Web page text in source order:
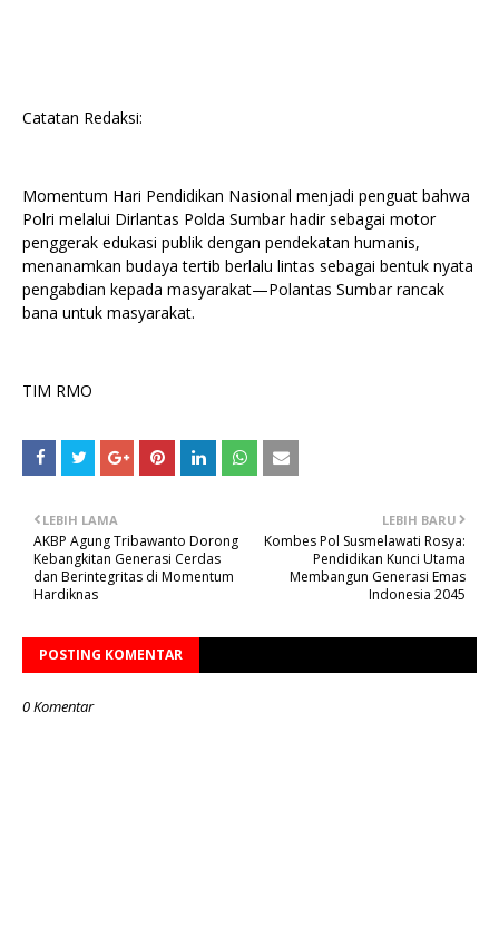
Catatan Redaksi:
Momentum Hari Pendidikan Nasional menjadi penguat bahwa
Polri melalui Dirlantas Polda Sumbar hadir sebagai motor
penggerak edukasi publik dengan pendekatan humanis,
menanamkan budaya tertib berlalu lintas sebagai bentuk nyata
pengabdian kepada masyarakat—Polantas Sumbar rancak
bana untuk masyarakat.
TIM RMO
LEBIH BARU
Kombes Pol Susmelawati Rosya:
Pendidikan Kunci Utama
Membangun Generasi Emas
Indonesia 2045
LEBIH LAMA
AKBP Agung Tribawanto Dorong
Kebangkitan Generasi Cerdas
dan Berintegritas di Momentum
Hardiknas
POSTING KOMENTAR
0 Komentar